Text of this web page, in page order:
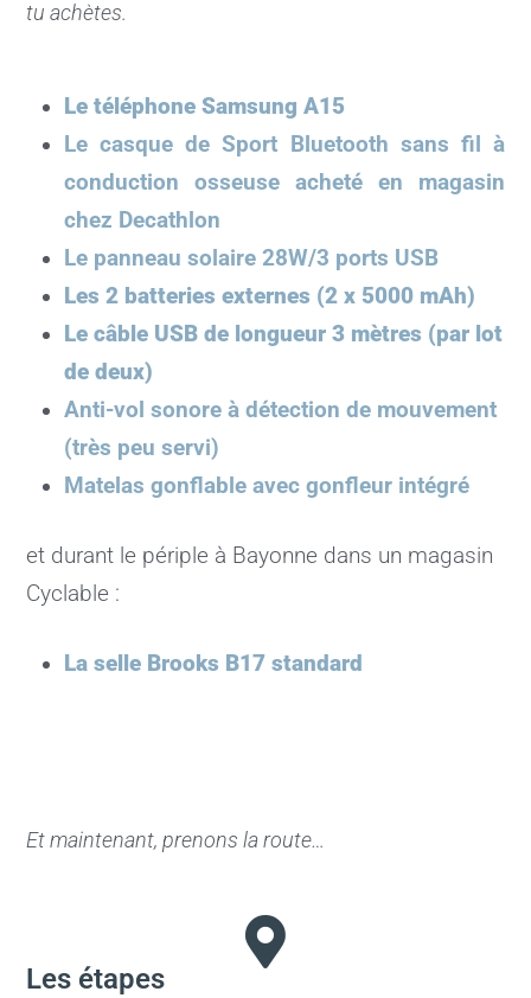
tu achètes.
Le téléphone Samsung A15
Le casque de Sport Bluetooth sans fil à
conduction osseuse acheté en magasin
chez Decathlon
Le panneau solaire 28W/3 ports USB
Les 2 batteries externes (2 x 5000 mAh)
Le câble USB de longueur 3 mètres (par lot
de deux)
Anti-vol sonore à détection de mouvement
(très peu servi)
Matelas gonflable avec gonfleur intégré
et durant le périple à Bayonne dans un magasin
Cyclable :
La selle Brooks B17 standard
Et maintenant, prenons la route…
Les étapes